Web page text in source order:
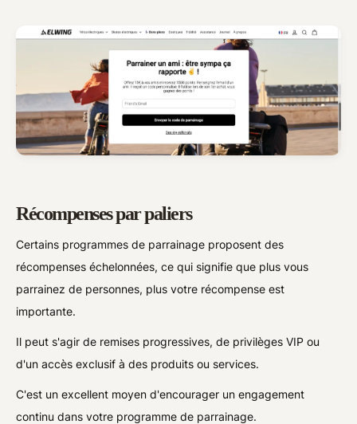
Récompenses par paliers
Certains programmes de parrainage proposent des
récompenses échelonnées, ce qui signifie que plus vous
parrainez de personnes, plus votre récompense est
importante.
Il peut s'agir de remises progressives, de privilèges VIP ou
d'un accès exclusif à des produits ou services.
C'est un excellent moyen d'encourager un engagement
continu dans votre programme de parrainage.